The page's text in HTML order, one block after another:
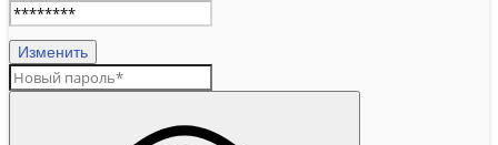
Изменить